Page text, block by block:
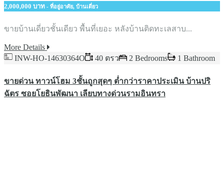
2,000,000 บาท - ที่อยู่อาศัย, บ้านเดี่ยว
ขายบ้านเดี่ยวชั้นเดียว​ พื้นที่เยอะ​ หลังบ้านติดทะเลสาบ...
More Details
INW-HO-14630364O
40 ตรว 2 Bedrooms 1 Bathroom
ขายด่วน​ ทาวน์โฮม​ 3ชั้น​ถูกสุดๆ​ ต่ำกว่าราคาประเมิน บ้านปริ
ฉัตร​ ซอยโยธินพัฒนา​ เลียบทางด่วนรามอินทรา